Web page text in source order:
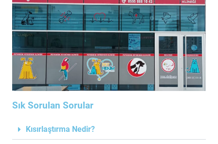
Sık Sorulan Sorular
Kısırlaştırma Nedir?